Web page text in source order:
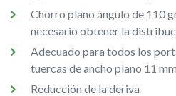
Chorro plano ángulo de 110
necesario obtener la
Adecuado para todos los
tuercas de ancho plano 11 mm.
Reducción de la deriva